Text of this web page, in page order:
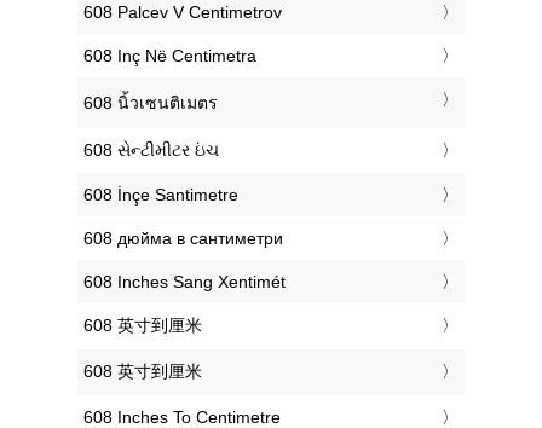
‎608 Palcev V Centimetrov
‎608 Inç Në Centimetra
‎608 นิ้วเซนติเมตร
‎608 સેન્ટીમીટર ઇંચ
‎608 İnçe Santimetre
‎608 дюйма в сантиметри
‎608 Inches Sang Xentimét
‎608 英寸到厘米
‎608 英寸到厘米
‎608 Inches To Centimetre